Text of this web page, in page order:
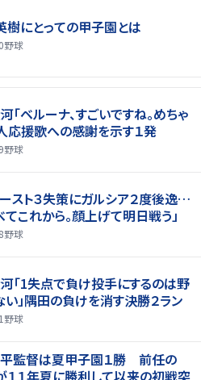
樹にとっての甲子園とは
野球
「ベルーナ、すごいですね。めちゃ
人応援歌への感謝を示す１発
野球
ースト３失策にガルシア２度後逸…
これから。顔上げて明日戦う」
野球
河「1失点で負け投手にするのは野
い」隅田の負けを消す決勝２ラン
野球
監督は夏甲子園１勝 前任の